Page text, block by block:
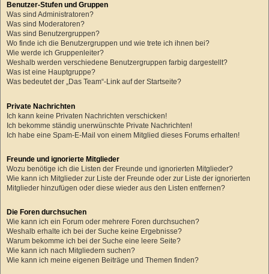
Benutzer-Stufen und Gruppen
Was sind Administratoren?
Was sind Moderatoren?
Was sind Benutzergruppen?
Wo finde ich die Benutzergruppen und wie trete ich ihnen bei?
Wie werde ich Gruppenleiter?
Weshalb werden verschiedene Benutzergruppen farbig dargestellt?
Was ist eine Hauptgruppe?
Was bedeutet der „Das Team“-Link auf der Startseite?
Private Nachrichten
Ich kann keine Privaten Nachrichten verschicken!
Ich bekomme ständig unerwünschte Private Nachrichten!
Ich habe eine Spam-E-Mail von einem Mitglied dieses Forums erhalten!
Freunde und ignorierte Mitglieder
Wozu benötige ich die Listen der Freunde und ignorierten Mitglieder?
Wie kann ich Mitglieder zur Liste der Freunde oder zur Liste der ignorierten
Mitglieder hinzufügen oder diese wieder aus den Listen entfernen?
Die Foren durchsuchen
Wie kann ich ein Forum oder mehrere Foren durchsuchen?
Weshalb erhalte ich bei der Suche keine Ergebnisse?
Warum bekomme ich bei der Suche eine leere Seite?
Wie kann ich nach Mitgliedern suchen?
Wie kann ich meine eigenen Beiträge und Themen finden?